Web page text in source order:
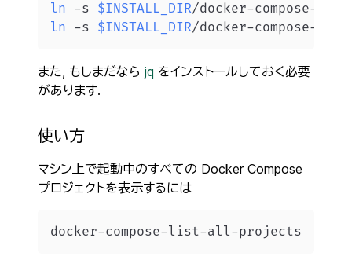
ln -s $INSTALL_DIR
ln -s $INSTALL_DIR
また, もしまだなら jq をインストールしておく必要
があります.
使い方
マシン上で起動中のすべての Docker Compose
プロジェクトを表示するには